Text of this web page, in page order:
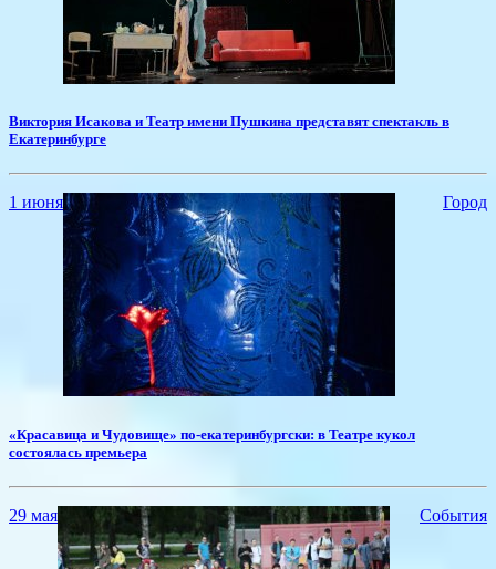
Виктория Исакова и Театр имени Пушкина представят спектакль в
Екатеринбурге
1 июня Город
​«Красавица и Чудовище» по-екатеринбургски: в Театре кукол
состоялась премьера
29 мая События